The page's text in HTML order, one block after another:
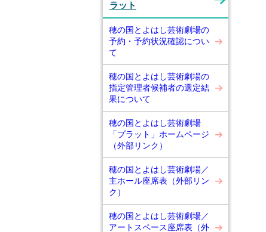
ラット
穂の国とよはし芸術劇場の
予約・予約状況確認につい
て
穂の国とよはし芸術劇場の
指定管理者候補者の選定結
果について
穂の国とよはし芸術劇場
「プラット」ホームページ
（外部リンク）
穂の国とよはし芸術劇場／
主ホール座席表（外部リン
ク）
穂の国とよはし芸術劇場／
アートスペース座席表（外